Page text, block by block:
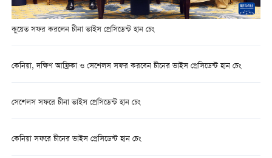
কুয়েত সফর করলেন চীনা ভাইস প্রেসিডেন্ট হান চেং
কেনিয়া, দক্ষিণ আফ্রিকা ও সেশেলস সফর করবেন চীনের ভাইস প্রেসিডেন্ট হান চেং
সেশেলস সফরে চীনা ভাইস প্রেসিডেন্ট হান চেং
কেনিয়া সফরে চীনের ভাইস প্রেসিডেন্ট হান চেং